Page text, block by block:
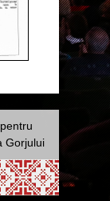
Gorjului